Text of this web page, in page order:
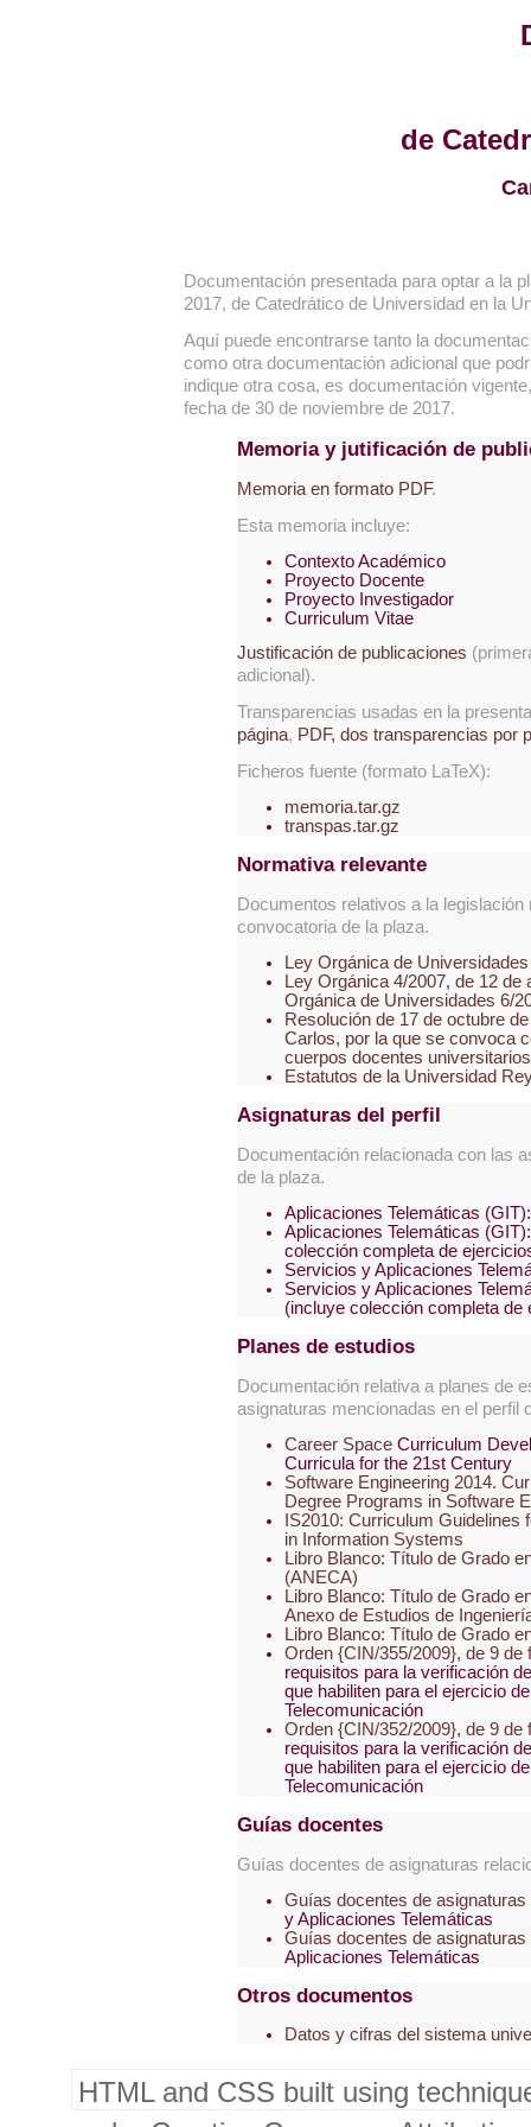
de
Documentación presentada para optar a la
2017, de Catedrático de Universidad en la
Aquí puede encontrarse tanto la
como otra documentación adicional que
indique otra cosa, es documentación
fecha de 30 de noviembre de 2017.
Memoria y jutificación de
Memoria en formato PDF.
Esta memoria incluye:
Contexto Académico
Proyecto Docente
Proyecto Investigador
Curriculum Vitae
Justificación de publicaciones
adicional).
Transparencias usadas en la
página, PDF, dos transparencias por
Ficheros fuente (formato LaTeX):
memoria.tar.gz
transpas.tar.gz
Normativa relevante
Documentos relativos a la
convocatoria de la plaza.
Ley Orgánica de
Ley Orgánica 4/2007, de 12
Orgánica de Universidades 6/
Resolución de 17 de octubre
Carlos, por la que se convoca
cuerpos docentes universitarios
Estatutos de la Universidad
Asignaturas del perfil
Documentación relacionada con las
de la plaza.
Aplicaciones Telemáticas
Aplicaciones Telemáticas
colección completa de
Servicios y Aplicaciones
Servicios y Aplicaciones
(incluye colección completa de
Planes de estudios
Documentación relativa a planes de
asignaturas mencionadas en el perfil
Career Space Curriculum
Curricula for the 21st Century
Software Engineering 2014.
Degree Programs in Software
IS2010: Curriculum
in Information Systems
Libro Blanco: Título de Grado
(ANECA)
Libro Blanco: Título de Grado
Anexo de Estudios de
Libro Blanco: Título de Grado
Orden {CIN/355/2009}, de 9 de
requisitos para la verificación
que habiliten para el ejercicio
Telecomunicación
Orden {CIN/352/2009}, de 9 de
requisitos para la verificación
que habiliten para el ejercicio
Telecomunicación
Guías docentes
Guías docentes de asignaturas
Guías docentes de asignaturas
y Aplicaciones Telemáticas
Guías docentes de asignaturas
Aplicaciones Telemáticas
Otros documentos
Datos y cifras del sistema
HTML and CSS built using